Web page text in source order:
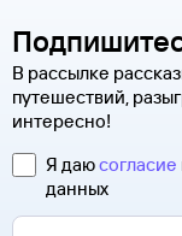
В рассылке
путешествий,
интересно!
Я даюсогласие
данных